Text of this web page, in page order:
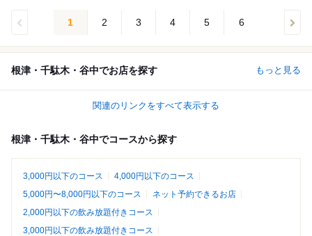
1 2 3 4 5 6
根津・千駄木・谷中でお店を探す もっと見る
関連のリンクをすべて表示する
根津・千駄木・谷中でコースから探す
3,000円以下のコース
4,000円以下のコース
5,000円〜8,000円以下のコース
ネット予約できるお店
2,000円以下の飲み放題付きコース
3,000円以下の飲み放題付きコース